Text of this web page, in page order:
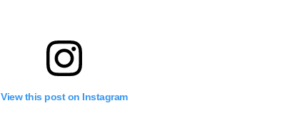
View this post on Instagram